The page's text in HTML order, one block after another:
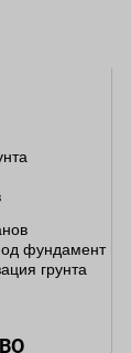
фундамент
грунта